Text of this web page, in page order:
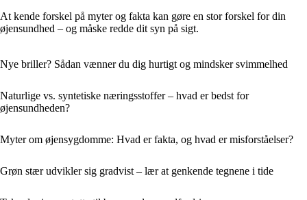
At kende forskel på myter og fakta kan gøre en stor forskel for din
øjensundhed – og måske redde dit syn på sigt.
Nye briller? Sådan vænner du dig hurtigt og mindsker svimmelhed
Naturlige vs. syntetiske næringsstoffer – hvad er bedst for
øjensundheden?
Myter om øjensygdomme: Hvad er fakta, og hvad er misforståelser?
Grøn stær udvikler sig gradvist – lær at genkende tegnene i tide